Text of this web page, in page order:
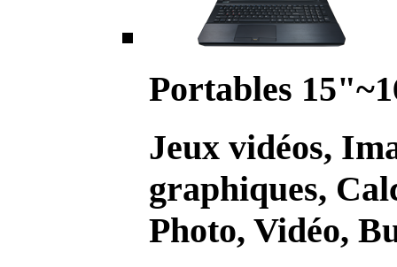
Portables
Jeux vidéos,
graphiques,
Photo, Vidéo,